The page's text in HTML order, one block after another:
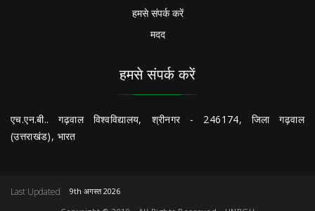
हमसे संपर्क करें
मदद
हमसे संपर्क करें
एच.एन.बी.. गढ़वाल विश्वविद्यालय, श्रीनगर - 246174, जिला गढ़वाल
(उत्तराखंड), भारत
Last Updated
9th अगस्त 2026